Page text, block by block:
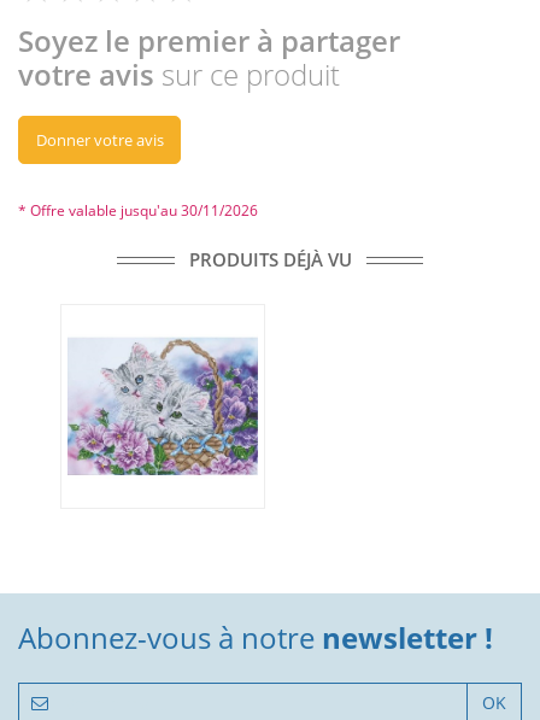
Soyez le premier à partager
votre avis sur ce produit
Donner votre avis
* Offre valable jusqu'au 30/11/2026
PRODUITS DÉJÀ VU
Abonnez-vous à notre newsletter !
OK